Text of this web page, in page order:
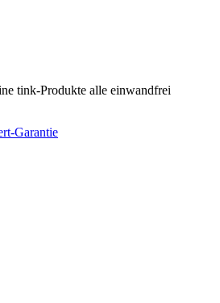
tink-Produkte alle einwandfrei
Garantie